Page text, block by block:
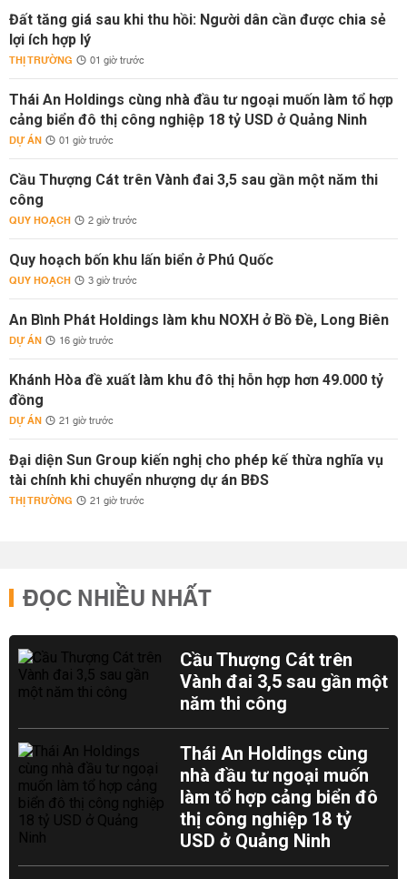
Đất tăng giá sau khi thu hồi: Người dân cần được chia sẻ
lợi ích hợp lý
THỊ TRƯỜNG 01 giờ trước
Thái An Holdings cùng nhà đầu tư ngoại muốn làm tổ hợp
cảng biển đô thị công nghiệp 18 tỷ USD ở Quảng Ninh
DỰ ÁN 01 giờ trước
Cầu Thượng Cát trên Vành đai 3,5 sau gần một năm thi
công
QUY HOẠCH 2 giờ trước
Quy hoạch bốn khu lấn biển ở Phú Quốc
QUY HOẠCH 3 giờ trước
An Bình Phát Holdings làm khu NOXH ở Bồ Đề, Long Biên
DỰ ÁN 16 giờ trước
Khánh Hòa đề xuất làm khu đô thị hỗn hợp hơn 49.000 tỷ
đồng
DỰ ÁN 21 giờ trước
Đại diện Sun Group kiến nghị cho phép kế thừa nghĩa vụ
tài chính khi chuyển nhượng dự án BĐS
THỊ TRƯỜNG 21 giờ trước
ĐỌC NHIỀU NHẤT
Cầu Thượng Cát trên
Vành đai 3,5 sau gần một
năm thi công
Thái An Holdings cùng
nhà đầu tư ngoại muốn
làm tổ hợp cảng biển đô
thị công nghiệp 18 tỷ
USD ở Quảng Ninh